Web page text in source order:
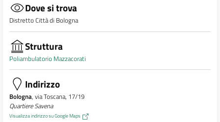
Dove si trova
Distretto Città di Bologna
Struttura
Poliambulatorio Mazzacorati
Indirizzo
Bologna, via Toscana, 17/19
Quartiere Savena
Visualizza indirizzo su Google Maps